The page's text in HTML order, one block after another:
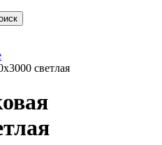
светлая